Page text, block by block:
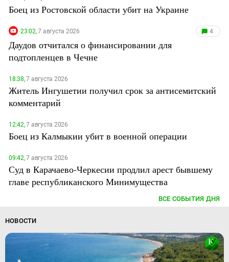
Боец из Ростовской области убит на Украине
23:02,7 августа 2026 4
Даудов отчитался о финансировании для
подтопленцев в Чечне
18:38,7 августа 2026
Житель Ингушетии получил срок за антисемитский
комментарий
12:42,7 августа 2026
Боец из Калмыкии убит в военной операции
09:42,7 августа 2026
Суд в Карачаево-Черкесии продлил арест бывшему
главе республиканского Минимущества
ВСЕ СОБЫТИЯ ДНЯ
НОВОСТИ